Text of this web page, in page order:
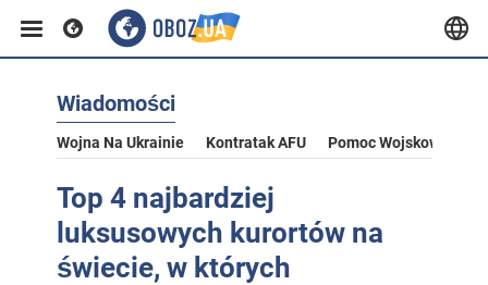
Wiadomości
Wojna Na Ukrainie Kontratak AFU Pomoc Wojskowa Dla
Top 4 najbardziej
luksusowych kurortów na
świecie, w których